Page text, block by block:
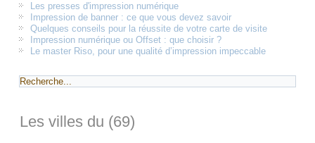
Les presses d'impression numérique
Impression de banner : ce que vous devez savoir
Quelques conseils pour la réussite de votre carte de visite
Impression numérique ou Offset : que choisir ?
Le master Riso, pour une qualité d’impression impeccable
Les villes du (69)